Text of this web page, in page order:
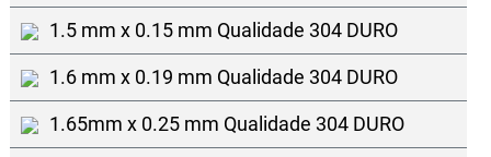
1.5 mm x 0.15 mm Qualidade 304 DURO
1.6 mm x 0.19 mm Qualidade 304 DURO
1.65mm x 0.25 mm Qualidade 304 DURO